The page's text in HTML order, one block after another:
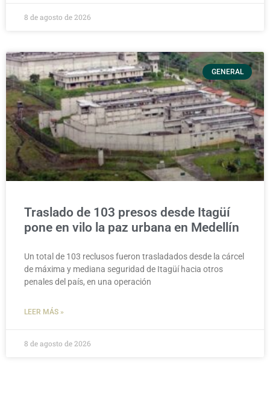
8 de agosto de 2026
GENERAL
Traslado de 103 presos desde Itagüí
pone en vilo la paz urbana en Medellín
Un total de 103 reclusos fueron trasladados desde la cárcel
de máxima y mediana seguridad de Itagüí hacia otros
penales del país, en una operación
LEER MÁS »
8 de agosto de 2026